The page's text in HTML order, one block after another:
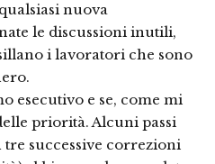
nuova
le discussioni inutili,
i lavoratori che sono
esecutivo e se, come mi
priorità. Alcuni passi
successive correzioni